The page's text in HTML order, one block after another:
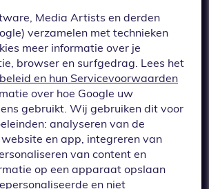
hebben
op
extra
toegevoegd
de Billink-
om de
van
Media Artists en derden
verzamelen met technieken
meer informatie over je
browser en surfgedrag. Lees het
en hun Servicevoorwaarden
over hoe Google uw
gebruikt. Wij gebruiken dit voor
analyseren van de
en app, integreren van
van content en
op een apparaat opslaan
en niet